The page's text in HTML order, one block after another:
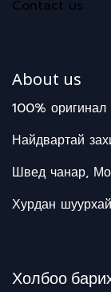
Contact us
About us
100%
Найдвартай
Швед чанар,
Хурдан
Холбоо